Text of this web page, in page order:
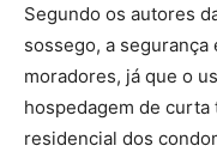
Segundo os autores
sossego, a segurança
moradores, já que o
hospedagem de
residencial dos